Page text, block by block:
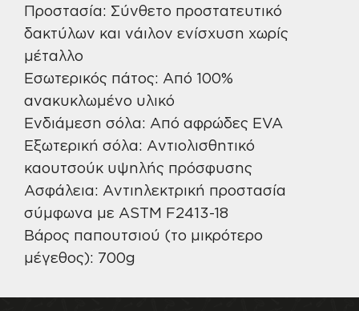
Προστασία: Σύνθετο προστατευτικό
δακτύλων και νάιλον ενίσχυση χωρίς
μέταλλο
Εσωτερικός πάτος: Από 100%
ανακυκλωμένο υλικό
Ενδιάμεση σόλα: Από αφρώδες EVA
Εξωτερική σόλα: Αντιολισθητικό
καουτσούκ υψηλής πρόσφυσης
Ασφάλεια: Αντιηλεκτρική προστασία
σύμφωνα με ASTM F2413-18
Βάρος παπουτσιού (το μικρότερο
μέγεθος): 700g